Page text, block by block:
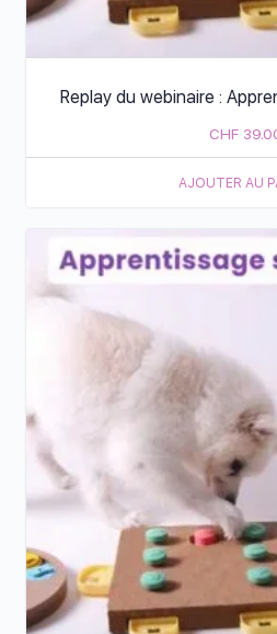
Replay du webinaire :
CHF
AJOUTER AU